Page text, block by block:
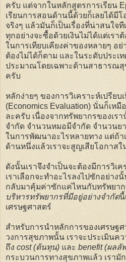
ครับ แต่จากในหลักสูตรการเรียน
เรียนการสอนด้านนี้ด้วยก็เลยได้มีโ
จริงๆ แล้วมันก็เป็นเรื่องที่น่าสนใจที
ทุกอย่างจะซื้อด้วยเงินไม่ได้แต่เรา
ในการเทียบเคียงค่าของหลายๆ อ
ต้องไม่ได้ก็ตาม และในระดับประเ
ประมาณโดยเฉพาะด้านสาธารณสุ
ครับ
หลักง่ายๆ ของการวิเคราะห์เปรียบ
(Economics Evaluation) นั่นก็เห
ละครับ เนื่องจากทรัพยากรของเร
จำกัด จำนวนหมอมีจำกัด จำนวนย
ในการพัฒนาอะไรหลายทาง แต่ถ้า
ด้านหนึ่งแล้วเราจะสูญเสียโอกาส
ดังนั้นเราจึงจำเป็นจะต้องมีการวิเค
เราเลือกจะทำอะไรลงไปซักอย่า
กลับมาคุ้มค่าซักแค่ไหนกับทรัพยาก
บริหารทรัพยากรที่มีอยู่อย่างจำกัดนี้
เศรษฐศาสตร์
สำหรับการนำหลักการของเศรษฐ
วงการสุขภาพนั้น เราจะประเมินค
ถึง cost (ต้นทุน) และ benefit (ผลลั
กระบวนการทางสุขภาพแล้ว เรามั